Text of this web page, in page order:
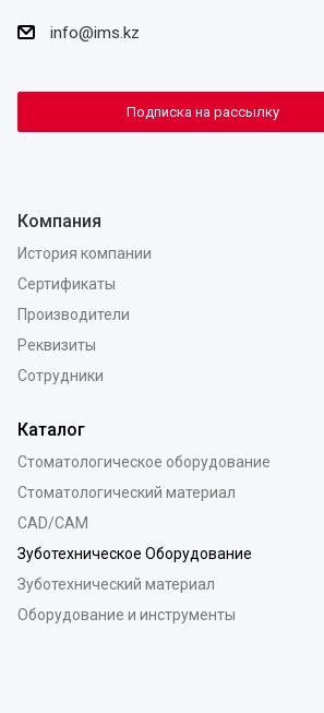
info@ims.kz
Подписка на рассылку
Компания
История компании
Сертификаты
Производители
Реквизиты
Сотрудники
Каталог
Стоматологическое оборудование
Стоматологический материал
CAD/CAM
Зуботехническое Оборудование
Зуботехнический материал
Оборудование и инструменты